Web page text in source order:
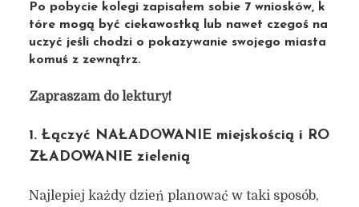
Po pobycie kolegi zapisałem sobie 7 wniosków, k
tóre mogą być ciekawostką lub nawet czegoś na
uczyć jeśli chodzi o pokazywanie swojego miasta
komuś z zewnątrz.
Zapraszam do lektury!
1. Łączyć NAŁADOWANIE miejskością i RO
ZŁADOWANIE zielenią
Najlepiej każdy dzień planować w taki sposób,